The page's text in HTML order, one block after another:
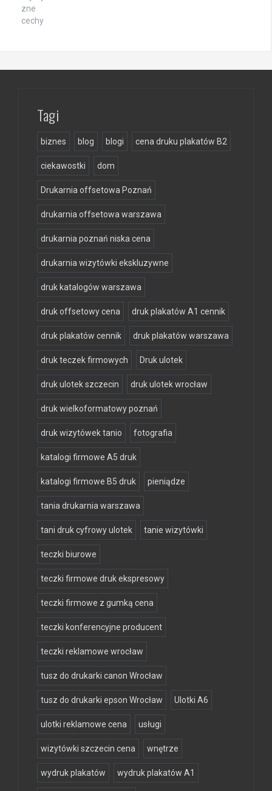
Tagi
biznes blog blogi cena druku plakatów B2
ciekawostki dom
Drukarnia offsetowa Poznań
drukarnia offsetowa warszawa
drukarnia poznań niska cena
drukarnia wizytówki ekskluzywne
druk katalogów warszawa
druk offsetowy cena druk plakatów A1 cennik
druk plakatów cennik druk plakatów warszawa
druk teczek firmowych Druk ulotek
druk ulotek szczecin druk ulotek wrocław
druk wielkoformatowy poznań
druk wizytówek tanio fotografia
katalogi firmowe A5 druk
katalogi firmowe B5 druk pieniądze
tania drukarnia warszawa
tani druk cyfrowy ulotek tanie wizytówki
teczki biurowe
teczki firmowe druk ekspresowy
teczki firmowe z gumką cena
teczki konferencyjne producent
teczki reklamowe wrocław
tusz do drukarki canon Wrocław
tusz do drukarki epson Wrocław Ulotki A6
ulotki reklamowe cena usługi
wizytówki szczecin cena wnętrze
wydruk plakatów wydruk plakatów A1